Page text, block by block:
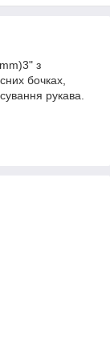
з
бочках,
рукава.